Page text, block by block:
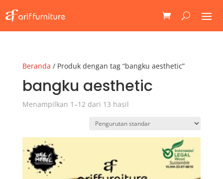
Beranda / Produk dengan tag “bangku aesthetic”
bangku aesthetic
Menampilkan 1–12 dari 13 hasil